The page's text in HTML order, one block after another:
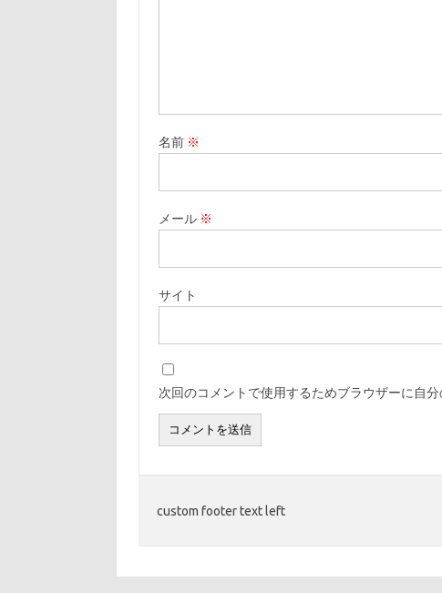
名前 ※
メール ※
サイト
次回のコメントで使用するためブラウザーに自
custom footer text left